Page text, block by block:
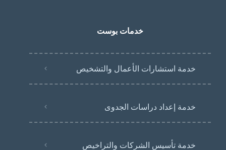
خدمات بوست
خدمة استشارات الأعمال والتشخيص
خدمة إعداد دراسات الجدوى
خدمة تأسيس الشركات والتراخيص